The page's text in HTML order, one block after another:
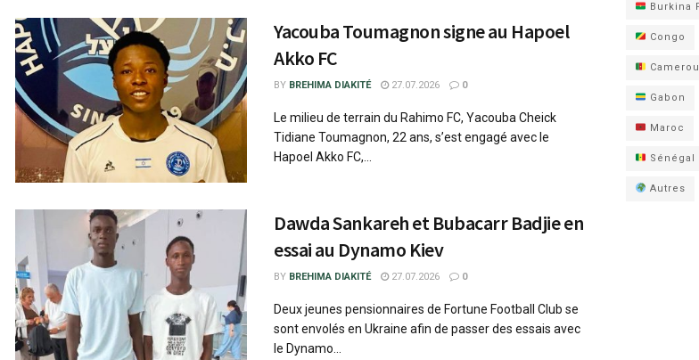
Yacouba Toumagnon signe au Hapoel
Akko FC
BY BREHIMA DIAKITÉ 27.07.2026 0
Le milieu de terrain du Rahimo FC, Yacouba Cheick
Tidiane Toumagnon, 22 ans, s’est engagé avec le
Hapoel Akko FC,...
Dawda Sankareh et Bubacarr Badjie en
essai au Dynamo Kiev
BY BREHIMA DIAKITÉ 27.07.2026 0
Deux jeunes pensionnaires de Fortune Football Club se
sont envolés en Ukraine afin de passer des essais avec
le Dynamo...
Burkina
Congo
Gabon
Maroc
Sénégal
Autres